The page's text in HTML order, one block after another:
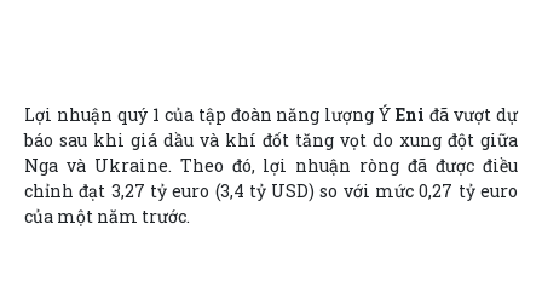
Lợi nhuận quý 1 của tập đoàn năng lượng ÝEni đã vượt dự
báo sau khi giá dầu và khí đốt tăng vọt do xung đột giữa
Nga và Ukraine. Theo đó, lợi nhuận ròng đã được điều
chỉnh đạt 3,27 tỷ euro (3,4 tỷ USD) so với mức 0,27 tỷ euro
của một năm trước.